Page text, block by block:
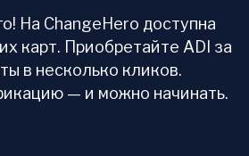
На ChangeHero доступна
карт. Приобретайте ADI за
в несколько кликов.
— и можно начинать.